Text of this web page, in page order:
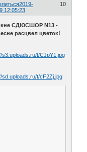
10
2019-
12:05:23
СДЮСШОР N13 -
расцвел цветок!